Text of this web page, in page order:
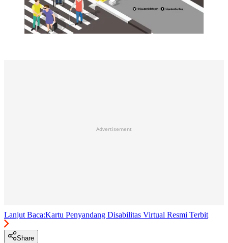
Advertisement
Lanjut Baca:Kartu Penyandang Disabilitas Virtual Resmi Terbit
Share